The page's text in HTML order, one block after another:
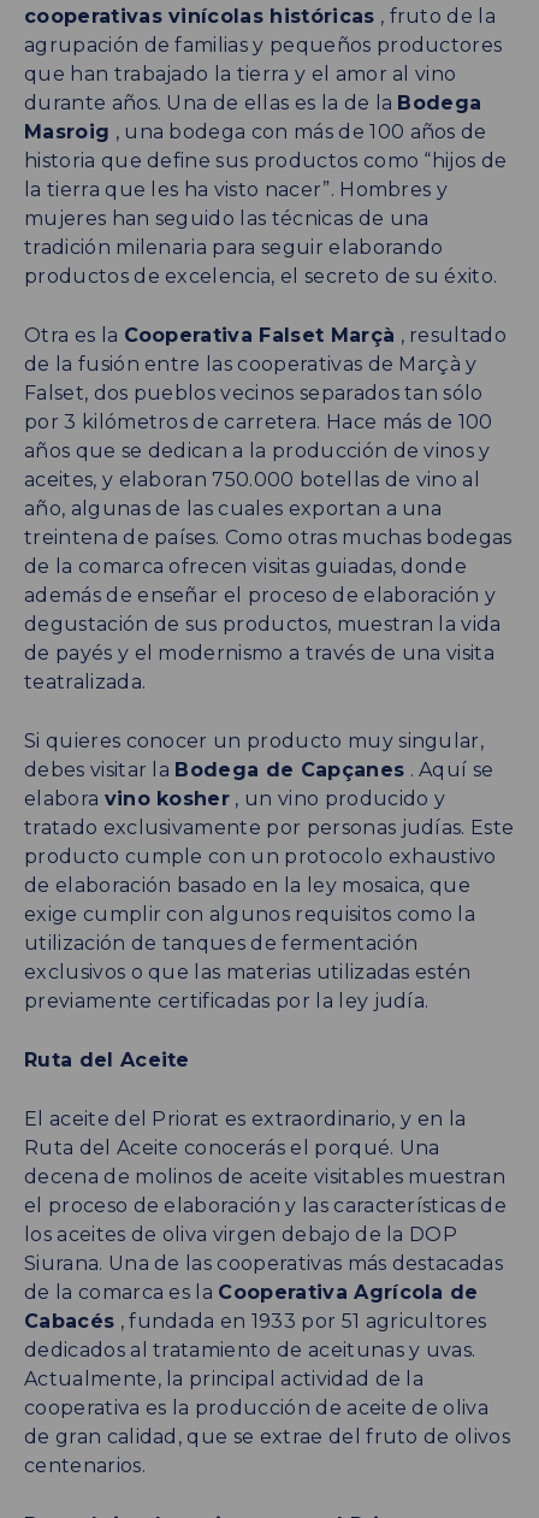
cooperativas vinícolas históricas , fruto de la
agrupación de familias y pequeños productores
que han trabajado la tierra y el amor al vino
durante años. Una de ellas es la de la Bodega
Masroig , una bodega con más de 100 años de
historia que define sus productos como “hijos de
la tierra que les ha visto nacer”. Hombres y
mujeres han seguido las técnicas de una
tradición milenaria para seguir elaborando
productos de excelencia, el secreto de su éxito.
Otra es la Cooperativa Falset Marçà , resultado
de la fusión entre las cooperativas de Marçà y
Falset, dos pueblos vecinos separados tan sólo
por 3 kilómetros de carretera. Hace más de 100
años que se dedican a la producción de vinos y
aceites, y elaboran 750.000 botellas de vino al
año, algunas de las cuales exportan a una
treintena de países. Como otras muchas bodegas
de la comarca ofrecen visitas guiadas, donde
además de enseñar el proceso de elaboración y
degustación de sus productos, muestran la vida
de payés y el modernismo a través de una visita
teatralizada.
Si quieres conocer un producto muy singular,
debes visitar la Bodega de Capçanes . Aquí se
elabora vino kosher , un vino producido y
tratado exclusivamente por personas judías. Este
producto cumple con un protocolo exhaustivo
de elaboración basado en la ley mosaica, que
exige cumplir con algunos requisitos como la
utilización de tanques de fermentación
exclusivos o que las materias utilizadas estén
previamente certificadas por la ley judía.
Ruta del Aceite
El aceite del Priorat es extraordinario, y en la
Ruta del Aceite conocerás el porqué. Una
decena de molinos de aceite visitables muestran
el proceso de elaboración y las características de
los aceites de oliva virgen debajo de la DOP
Siurana. Una de las cooperativas más destacadas
de la comarca es la Cooperativa Agrícola de
Cabacés , fundada en 1933 por 51 agricultores
dedicados al tratamiento de aceitunas y uvas.
Actualmente, la principal actividad de la
cooperativa es la producción de aceite de oliva
de gran calidad, que se extrae del fruto de olivos
centenarios.